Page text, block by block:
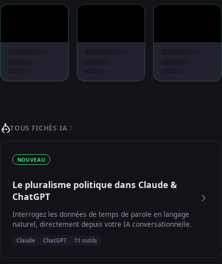
TOUS FICHÉS IA
NOUVEAU
Le pluralisme politique dans Claude &
ChatGPT
Interrogez les données de temps de parole en langage
naturel, directement depuis votre IA conversationnelle.
Claude ChatGPT 11 outils